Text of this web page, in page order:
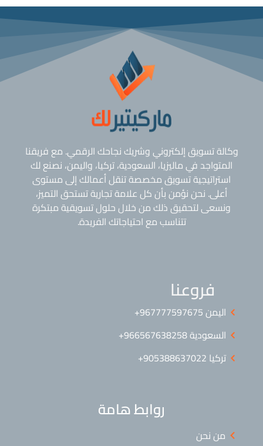
وكالة تسويق إلكتروني وشريك نجاحك الرقمي. مع فريقنا
المتواجد في ماليزيا، السعودية، تركيا، واليمن، نصنع لك
استراتيجية تسويق مخصصة تنقل أعمالك إلى مستوى
أعلى. نحن نؤمن بأن كل علامة تجارية تستحق التميز،
ونسعى لتحقيق ذلك من خلال حلول تسويقية مبتكرة
تتناسب مع احتياجاتك الفريدة.
فروعنا
اليمن ⁦+967777597675⁩
السعودية 966567638258+
تركيا 905388637022+
روابط هامة
من نحن